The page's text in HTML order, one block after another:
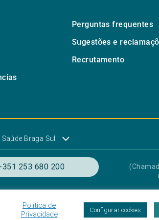
Perguntas frequentes
Sugestões e
Recrutamento
Braga Sul
253 680 200
Proteção de dados
Livro
Política de
Privacidade
Configurar cookies